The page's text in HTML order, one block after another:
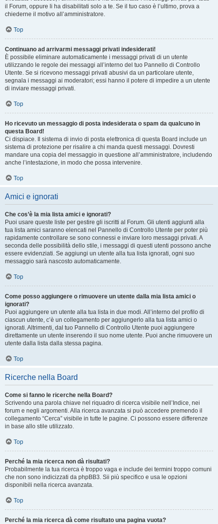
il Forum, oppure li ha disabilitati solo a te. Se il tuo caso è l’ultimo, prova a
chiederne il motivo all’amministratore.
Top
Continuano ad arrivarmi messaggi privati indesiderati!
È possibile eliminare automaticamente i messaggi privati ​​di un utente
utilizzando le regole dei messaggi all’interno del tuo Pannello di Controllo
Utente. Se si ricevono messaggi privati ​​abusivi da un particolare utente,
segnala i messaggi ai moderatori; essi hanno il potere di impedire a un utente
di inviare messaggi privati​​.
Top
Ho ricevuto un messaggio di posta indesiderata o spam da qualcuno in
questa Board!
Ci dispiace. Il sistema di invio di posta elettronica di questa Board include un
sistema di protezione per risalire a chi manda questi messaggi. Dovresti
mandare una copia del messaggio in questione all’amministratore, includendo
anche l’intestazione, in modo che possa intervenire.
Top
Amici e ignorati
Che cos’è la mia lista amici e ignorati?
Puoi usare queste liste per gestire gli iscritti al Forum. Gli utenti aggiunti alla
tua lista amici saranno elencati nel Pannello di Controllo Utente per poter più
rapidamente controllare se sono connessi e inviare loro messaggi privati. A
seconda delle possibilità dello stile, i messaggi di questi utenti possono anche
essere evidenziati. Se aggiungi un utente alla tua lista ignorati, ogni suo
messaggio sarà nascosto automaticamente.
Top
Come posso aggiungere o rimuovere un utente dalla mia lista amici o
ignorati?
Puoi aggiungere un utente alla tua lista in due modi. All’interno del profilo di
ciascun utente, c’è un collegamento per aggiungerlo alla tua lista amici o
ignorati. Altrimenti, dal tuo Pannello di Controllo Utente puoi aggiungere
direttamente un utente inserendo il suo nome utente. Puoi anche rimuovere un
utente dalla lista dalla stessa pagina.
Top
Ricerche nella Board
Come si fanno le ricerche nella Board?
Scrivendo una parola chiave nel riquadro di ricerca visibile nell’Indice, nei
forum e negli argomenti. Alla ricerca avanzata si può accedere premendo il
collegamento “Cerca” visibile in tutte le pagine. Ci possono essere differenze
in base allo stile utilizzato.
Top
Perché la mia ricerca non dà risultati?
Probabilmente la tua ricerca è troppo vaga e include dei termini troppo comuni
che non sono indicizzati da phpBB3. Sii più specifico e usa le opzioni
disponibili nella ricerca avanzata.
Top
Perché la mia ricerca dà come risultato una pagina vuota?